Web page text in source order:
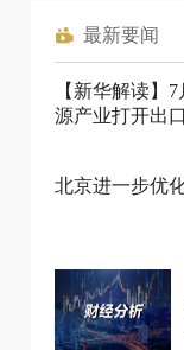
最新要闻
【新华解读】
源产业打开出
北京进一步优